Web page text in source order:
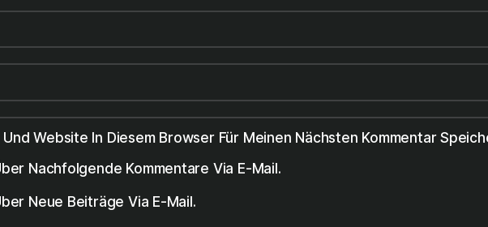
Website In Diesem Browser Für Meinen Nächsten Kommentar
Nachfolgende Kommentare Via E-Mail.
Neue Beiträge Via E-Mail.